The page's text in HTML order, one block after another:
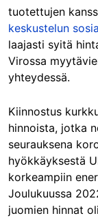
tuotettujen
keskustelun
laajasti syitä
Virossa
yhteydessä.
Kiinnostus
hinnoista, jotka
seurauksena
hyökkäyksestä
korkeampiin
Joulukuussa
juomien hinnat